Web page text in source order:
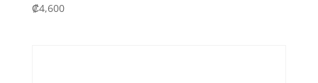
₡4,600